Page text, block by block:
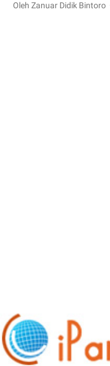
Oleh Zanuar Didik Bintoro